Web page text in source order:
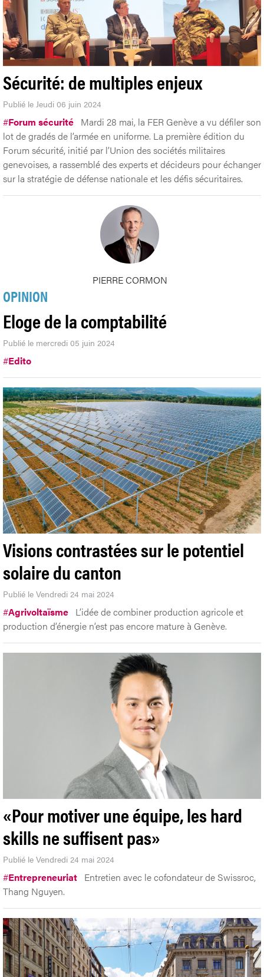
Sécurité: de multiples enjeux
Publié le Jeudi 06 juin 2024
#Forum sécurité Mardi 28 mai, la FER Genève a vu défiler son
lot de gradés de l’armée en uniforme. La première édition du
Forum sécurité, initié par l’Union des sociétés militaires
genevoises, a rassemblé des experts et décideurs pour échanger
sur la stratégie de défense nationale et les défis sécuritaires.
PIERRE CORMON
OPINION
Eloge de la comptabilité
Publié le mercredi 05 juin 2024
#Edito
Visions contrastées sur le potentiel
solaire du canton
Publié le Vendredi 24 mai 2024
#Agrivoltaïsme L’idée de combiner production agricole et
production d’énergie n’est pas encore mature à Genève.
«Pour motiver une équipe, les hard
skills ne suffisent pas»
Publié le Vendredi 24 mai 2024
#Entrepreneuriat Entretien avec le cofondateur de Swissroc,
Thang Nguyen.